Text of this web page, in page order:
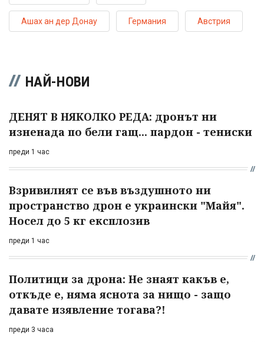
Ашах ан дер Донау Германия Австрия
НАЙ-НОВИ
ДЕНЯТ В НЯКОЛКО РЕДА: дронът ни
изненада по бели гащ... пардон - тениски
преди 1 час
Взривилият се във въздушното ни
пространство дрон е украински "Майя".
Носел до 5 кг експлозив
преди 1 час
Политици за дрона: Не знаят какъв е,
откъде е, няма яснота за нищо - защо
давате изявление тогава?!
преди 3 часа